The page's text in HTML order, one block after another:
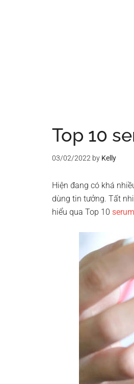
Top 10
03/02/2022 by Kelly
Hiện đang có khá
dùng tin tưởng. Tất
hiểu qua Top 10